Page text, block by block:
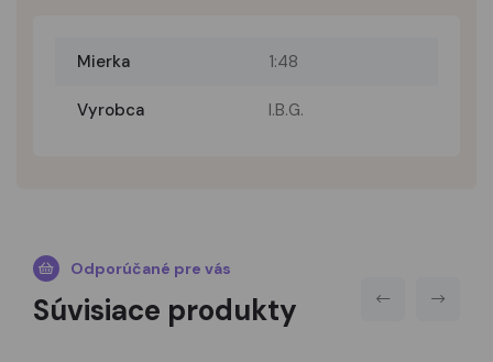
Mierka 1:48
Vyrobca I.B.G.
Odporúčané pre vás
Súvisiace produkty